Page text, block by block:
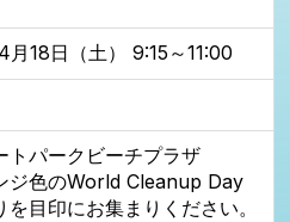
18日（土） 9:15～11:00
トパークビーチプラザ
ジ色のWorld Cleanup Day
を目印にお集まりください。